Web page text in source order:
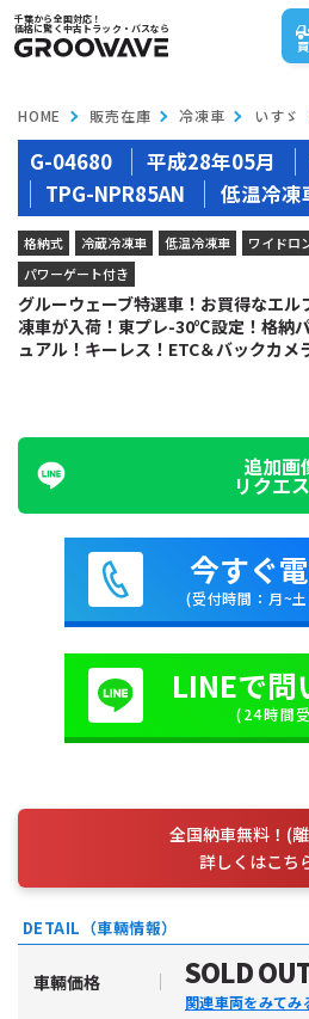
千葉から全国対応！
価格に驚く中古トラック・バスなら
HOME 販売在庫 冷凍車 いすゞ
G-04680 平成28年05月
TPG-NPR85AN
低温冷
格納式 冷蔵冷凍車 低温冷凍車 ワイドロ
パワーゲート付き
グルーウェーブ特選車！お買得なエ
凍車が入荷！東プレ-30℃設定！格納
ュアル！キーレス！ETC＆バックカメ
追加画
リクエ
今すぐ
(受付時間：月~
LINEで問
(24時間
全国納車無料！(
詳しくはこち
DETAIL（車輛情報）
車輛価格 SOLD
関連車両をみてみ